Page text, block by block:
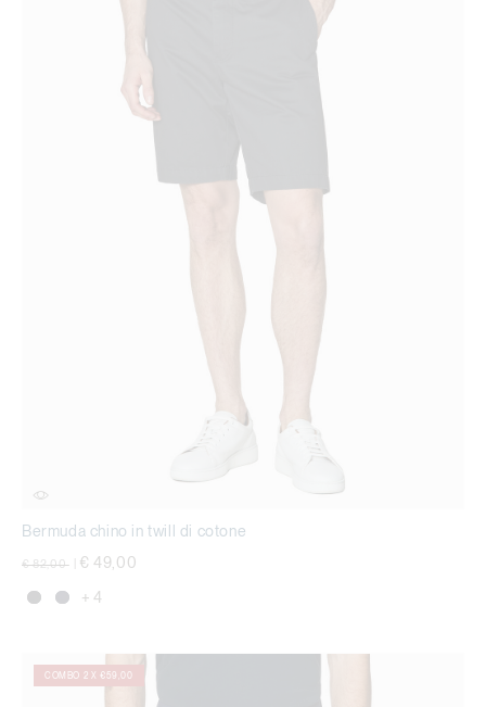
Bermuda chino in twill di cotone
Price reduced from
€ 82,00 € 49,00
+ 4
COMBO 2 X €59,00